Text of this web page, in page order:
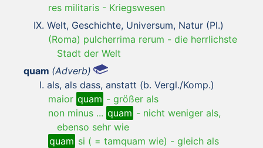
res militaris - Kriegswesen
Welt, Geschichte, Universum, Natur (Pl.)
(Roma) pulcherrima rerum - die herrlichste
Stadt der Welt
quam (Adverb)
als, als dass, anstatt (b. Vergl./Komp.)
maior quam - größer als
non minus ... quam - nicht weniger als,
ebenso sehr wie
quam si ( = tamquam wie) - gleich als